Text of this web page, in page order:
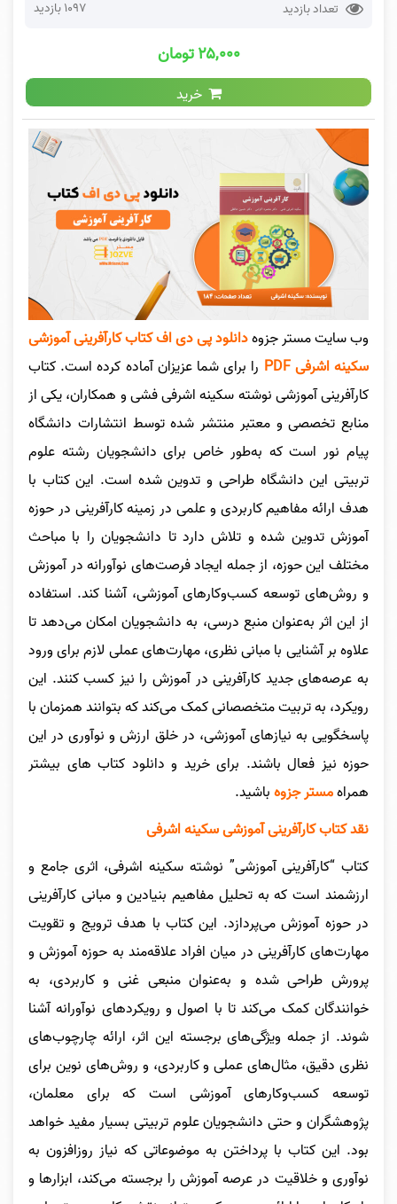
تعداد بازدید 1097 بازدید
۲۵,۰۰۰ تومان
خرید
وب سایت مستر جزوهدانلود پی دی اف کتاب کارآفرینی آموزشی
سکینه اشرفی PDF
را برای شما عزیزان آماده کرده است. کتاب
کارآفرینی آموزشی نوشته سکینه اشرفی فشی و همکاران، یکی از
منابع تخصصی و معتبر منتشر شده توسط انتشارات دانشگاه
پیام نور است که به‌طور خاص برای دانشجویان رشته علوم
تربیتی این دانشگاه طراحی و تدوین شده است. این کتاب با
هدف ارائه مفاهیم کاربردی و علمی در زمینه کارآفرینی در حوزه
آموزش تدوین شده و تلاش دارد تا دانشجویان را با مباحث
مختلف این حوزه، از جمله ایجاد فرصت‌های نوآورانه در آموزش
و روش‌های توسعه کسب‌وکارهای آموزشی، آشنا کند. استفاده
از این اثر به‌عنوان منبع درسی، به دانشجویان امکان می‌دهد تا
علاوه بر آشنایی با مبانی نظری، مهارت‌های عملی لازم برای ورود
به عرصه‌های جدید کارآفرینی در آموزش را نیز کسب کنند. این
رویکرد، به تربیت متخصصانی کمک می‌کند که بتوانند همزمان با
پاسخگویی به نیازهای آموزشی، در خلق ارزش و نوآوری در این
حوزه نیز فعال باشند. برای خرید و دانلود کتاب های بیشتر
همراهمستر جزوهباشید.
نقد کتاب کارآفرینی آموزشی سکینه اشرفی
کتاب “کارآفرینی آموزشی” نوشته سکینه اشرفی، اثری جامع و
ارزشمند است که به تحلیل مفاهیم بنیادین و مبانی کارآفرینی
در حوزه آموزش می‌پردازد. این کتاب با هدف ترویج و تقویت
مهارت‌های کارآفرینی در میان افراد علاقه‌مند به حوزه آموزش و
پرورش طراحی شده و به‌عنوان منبعی غنی و کاربردی، به
خوانندگان کمک می‌کند تا با اصول و رویکردهای نوآورانه آشنا
شوند. از جمله ویژگی‌های برجسته این اثر، ارائه چارچوب‌های
نظری دقیق، مثال‌های عملی و کاربردی، و روش‌های نوین برای
توسعه کسب‌وکارهای آموزشی است که برای معلمان،
پژوهشگران و حتی دانشجویان علوم تربیتی بسیار مفید خواهد
بود. این کتاب با پرداختن به موضوعاتی که نیاز روزافزون به
نوآوری و خلاقیت در عرصه آموزش را برجسته می‌کند، ابزارها و